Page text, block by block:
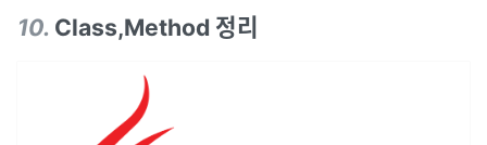
10. Class,Method 정리